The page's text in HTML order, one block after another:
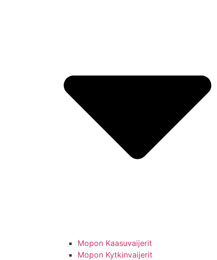
Mopon Kaasuvaijerit
Mopon Kytkinvaijerit